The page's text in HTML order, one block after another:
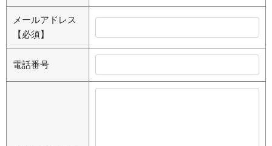
メールアドレス
【必須】
電話番号